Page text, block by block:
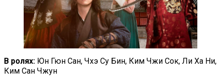
В ролях: Юн Гюн Сан, Чхэ Су Бин, Ким Чжи Сок, Ли Ха Ни,
Ким Сан Чжун